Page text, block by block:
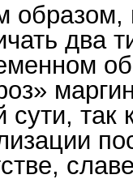
образом,
два
сути, так